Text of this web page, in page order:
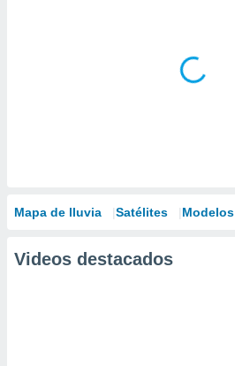
Mapa de lluvia Satélites Modelos
Videos destacados